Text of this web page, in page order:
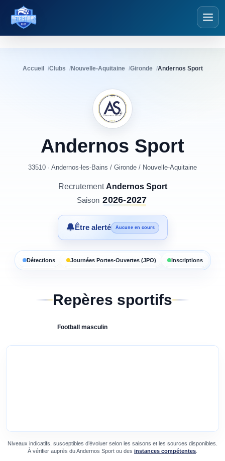
Détections Foot
Accueil Clubs Nouvelle-Aquitaine Gironde Andernos Sport
Andernos Sport
33510 · Andernos-les-Bains / Gironde / Nouvelle-Aquitaine
RecrutementAndernos Sport
Saison 2026-2027
🔔Être alerté Aucune en cours
Détections Journées Portes-Ouvertes (JPO) Inscriptions
Repères sportifs
Football masculin
Niveaux indicatifs, susceptibles d’évoluer selon les saisons et les sources disponibles.
À vérifier auprès duAndernos Sport ou des instances compétentes